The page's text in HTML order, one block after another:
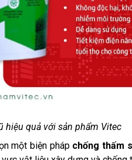
hiệu quả với sản phẩm Vitec
một biện pháp chống thấm